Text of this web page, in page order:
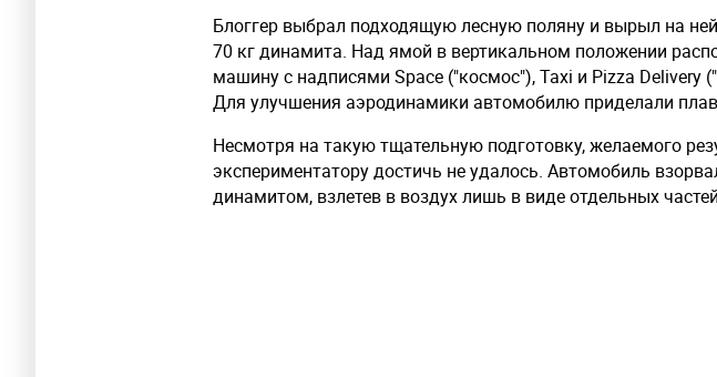
Блоггер выбрал подходящую лесную поляну и вырыл на
70 кг динамита. Над ямой в вертикальном положении
машину с надписями Space ("космос"), Taxi и Pizza Delivery
Для улучшения аэродинамики автомобилю приделали
Несмотря на такую тщательную подготовку, желаемого
экспериментатору достичь не удалось. Автомобиль
динамитом, взлетев в воздух лишь в виде отдельных